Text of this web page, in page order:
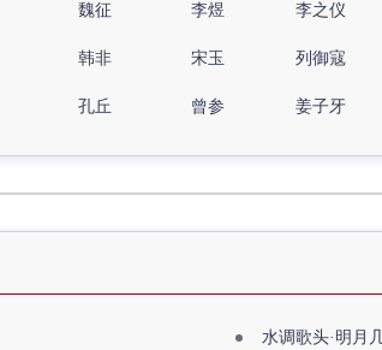
魏征 李煜 李之仪
韩非 宋玉 列御寇
孔丘 曾参 姜子牙
水调歌头·明月